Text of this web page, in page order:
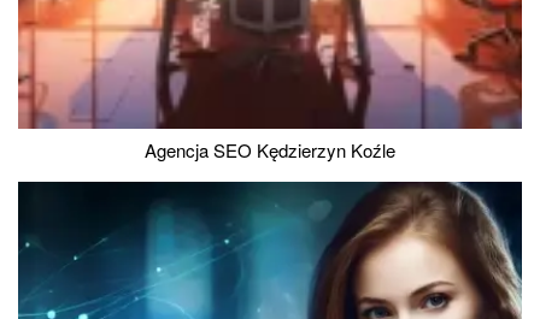
Agencja SEO Kędzierzyn Koźle